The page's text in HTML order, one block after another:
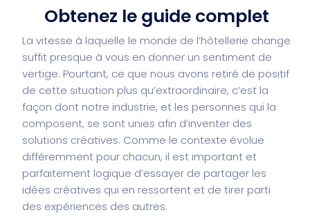
Obtenez le guide complet
La vitesse à laquelle le monde de l’hôtellerie change
suffit presque à vous en donner un sentiment de
vertige. Pourtant, ce que nous avons retiré de positif
de cette situation plus qu’extraordinaire, c’est la
façon dont notre industrie, et les personnes qui la
composent, se sont unies afin d’inventer des
solutions créatives. Comme le contexte évolue
différemment pour chacun, il est important et
parfaitement logique d’essayer de partager les
idées créatives qui en ressortent et de tirer parti
des expériences des autres.